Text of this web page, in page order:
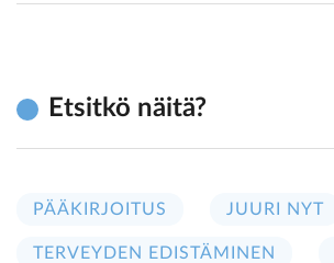
Etsitkö näitä?
PÄÄKIRJOITUS JUURI NYT
TERVEYDEN EDISTÄMINEN